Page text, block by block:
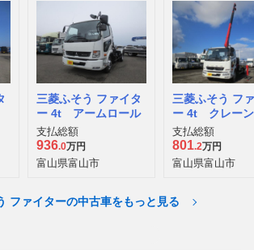
三菱ふそう ファイタ
ー 4t アームロール
支払総額
936.0万円
富山県富山市
三菱ふそう フ
ー 4t クレー
支払総額
801.2万円
富山県富山市
ファイターの中古車をもっと見る